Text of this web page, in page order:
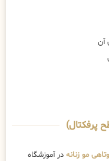
آن
پرفکتال)
مو زنانه در آموزشگاه